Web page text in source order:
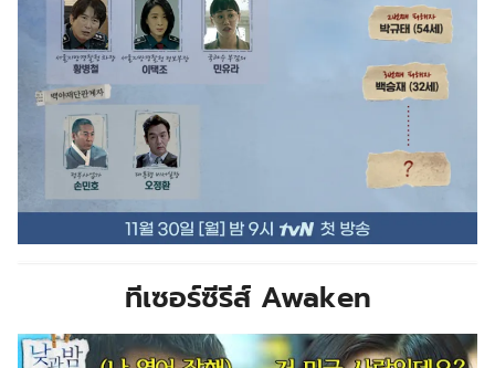
ทีเซอร์ซีรีส์ Awaken